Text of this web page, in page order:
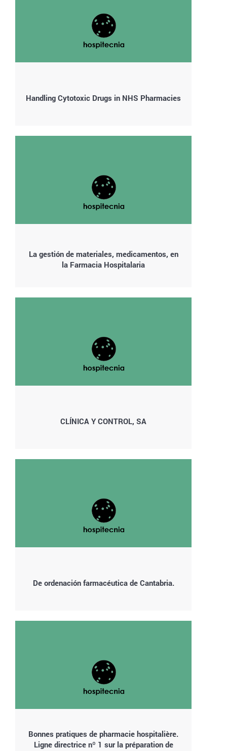
Handling Cytotoxic Drugs in NHS Pharmacies
La gestión de materiales, medicamentos, en
la Farmacia Hospitalaria
CLÍNICA Y CONTROL, SA
De ordenación farmacéutica de Cantabria.
Bonnes pratiques de pharmacie hospitalière.
Ligne directrice nº 1 sur la préparation de